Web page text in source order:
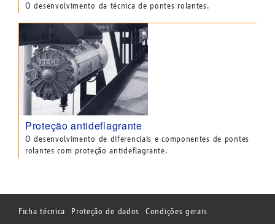
O desenvolvimento da técnica de pontes rolantes.
Proteção antideflagrante
O desenvolvimento de diferenciais e componentes de pontes
rolantes com proteção antideflagrante.
Ficha técnica Proteção de dados Condições gerais